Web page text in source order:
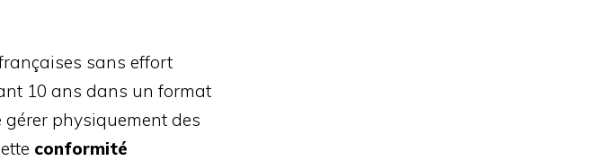
sans effort
10 ans dans un format
gérer physiquement des
conformité